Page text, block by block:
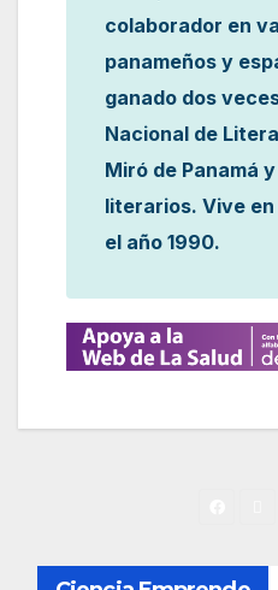
colaborador en
panameños y
ganado dos
Nacional de
Miró de Panamá
literarios. Vive en
el año 1990.
N